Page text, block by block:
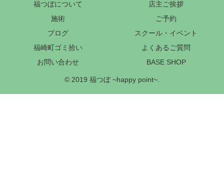
福つぼについて
店主ご挨拶
施術
ご予約
ブログ
スクール・イベント
福崎町ゴミ拾い
よくあるご質問
お問い合わせ
BASE SHOP
© 2019 福つぼ ~happy point~.